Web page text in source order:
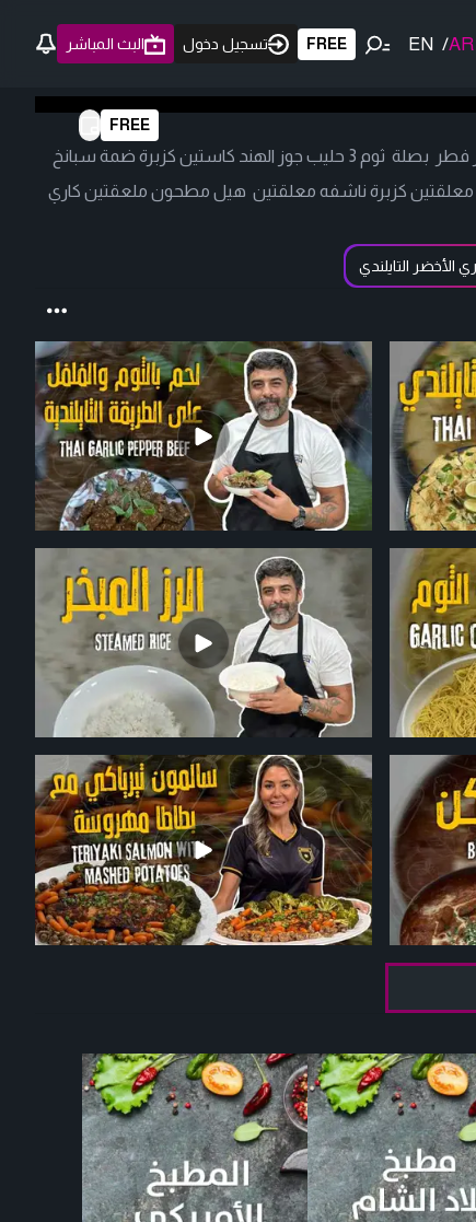
AR
/
EN
FREE تسجيل دخول البث المباشر
FREE
كاري الأخضر التايلندي دجاج ثلاث صدور فطر بصلة ثوم 3 حليب جوز الهند كاستين كزبرة ضمة سبانخ
معلقتين كزبرة ناشفه معلقتين هيل مطحون ملعقتين كاري
الأخضر التايلندي